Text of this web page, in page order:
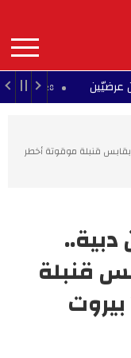
contenu
principal
MAIN
NAVIGATION
بقابس قنبلة موقوتة أخطر
دبية..
قنبلة